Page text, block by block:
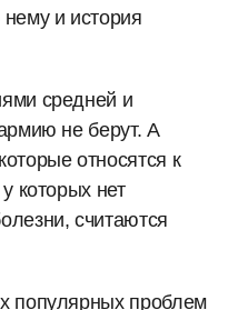
и история
средней и
не берут. А
относятся к
которых нет
считаются
популярных проблем